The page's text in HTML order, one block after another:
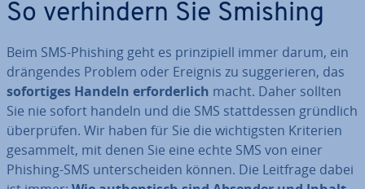
So ver­hin­dern Sie Smishing
Beim SMS-Phishing geht es prin­zi­pi­ell immer darum, ein
drän­gen­des Problem oder Ereignis zu sug­ge­rie­ren, das
so­for­ti­ges Handeln er­for­der­lich macht. Daher sollten
Sie nie sofort handeln und die SMS statt­des­sen gründlich
über­prü­fen. Wir haben für Sie die wich­tigs­ten Kriterien
gesammelt, mit denen Sie eine echte SMS von einer
Phishing-SMS un­ter­schei­den können. Die Leitfrage dabei